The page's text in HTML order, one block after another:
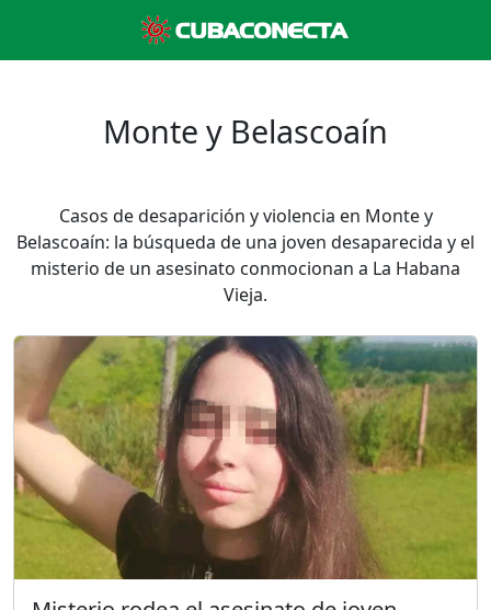
Monte y Belascoaín
Casos de desaparición y violencia en Monte y
Belascoaín: la búsqueda de una joven desaparecida y el
misterio de un asesinato conmocionan a La Habana
Vieja.